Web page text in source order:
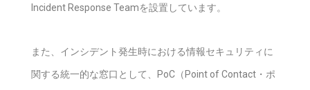
Incident Response Teamを設置しています。
また、インシデント発生時における情報セキュリティに
関する統一的な窓口として、PoC（Point of Contact・ポ